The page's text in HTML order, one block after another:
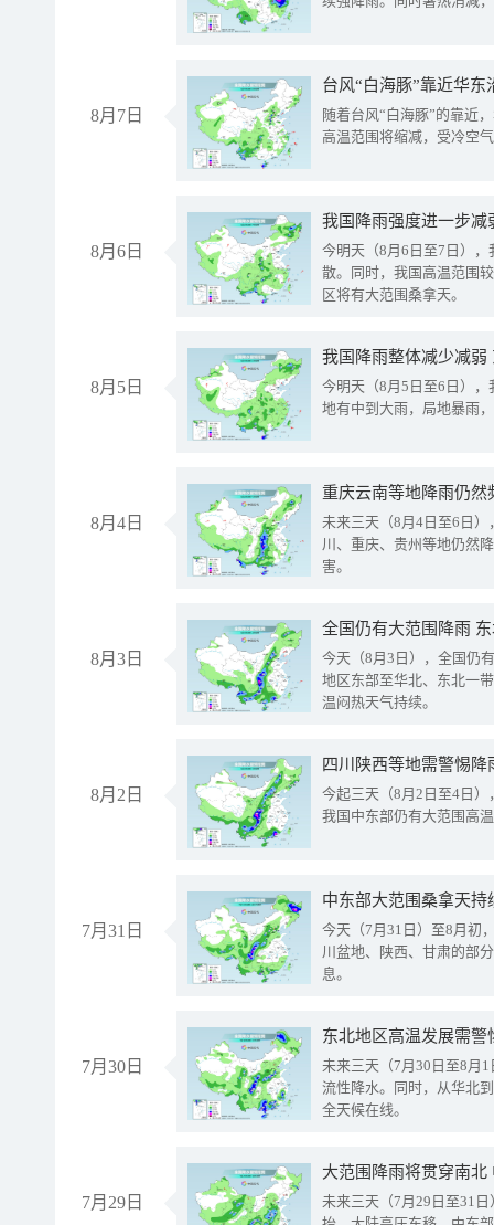
8月7日
台风“白海豚”靠近华
随着台风“白海豚”的靠近
高温范围将缩减，受冷空
8月6日
今明天（8月6日至7日）
散。同时，我国高温范围
区将有大范围桑拿天。
8月5日
我国降雨整体减少减弱
今明天（8月5日至6日）
地有中到大雨，局地暴雨
8月4日
重庆云南等地降雨仍然
未来三天（8月4日至6日
川、重庆、贵州等地仍然
害。
8月3日
全国仍有大范围降雨
今天（8月3日），全国仍
地区东部至华北、东北一
温闷热天气持续。
8月2日
今起三天（8月2日至4日
我国中东部仍有大范围高
7月31日
中东部大范围桑拿天
今天（7月31日）至8月初
川盆地、陕西、甘肃的部
息。
7月30日
东北地区高温发展需
未来三天（7月30日至8月
流性降水。同时，从华北
全天候在线。
7月29日
大范围降雨将贯穿南
未来三天（7月29日至31